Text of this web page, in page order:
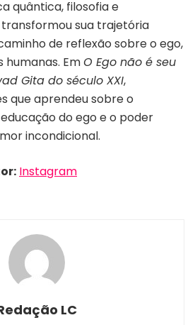
quântica, filosofia e
sua trajetória
de reflexão sobre o ego,
humanas. EmO Ego não é seu
Gita do século XXI,
que aprendeu sobre o
do ego e o poder
incondicional.
Instagram
LC